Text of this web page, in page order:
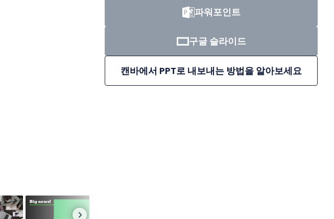
파워포인트
구글 슬라이드
캔바에서 PPT로 내보내는 방법을 알아보세요